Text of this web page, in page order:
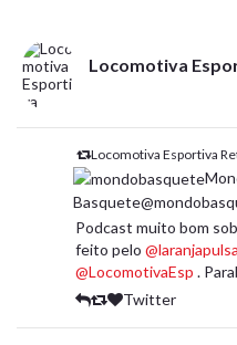
Locomotiva
Locomotiva Esportiva
Podcast muito bom
feito pelo
@LocomotivaEsp .
Twitter